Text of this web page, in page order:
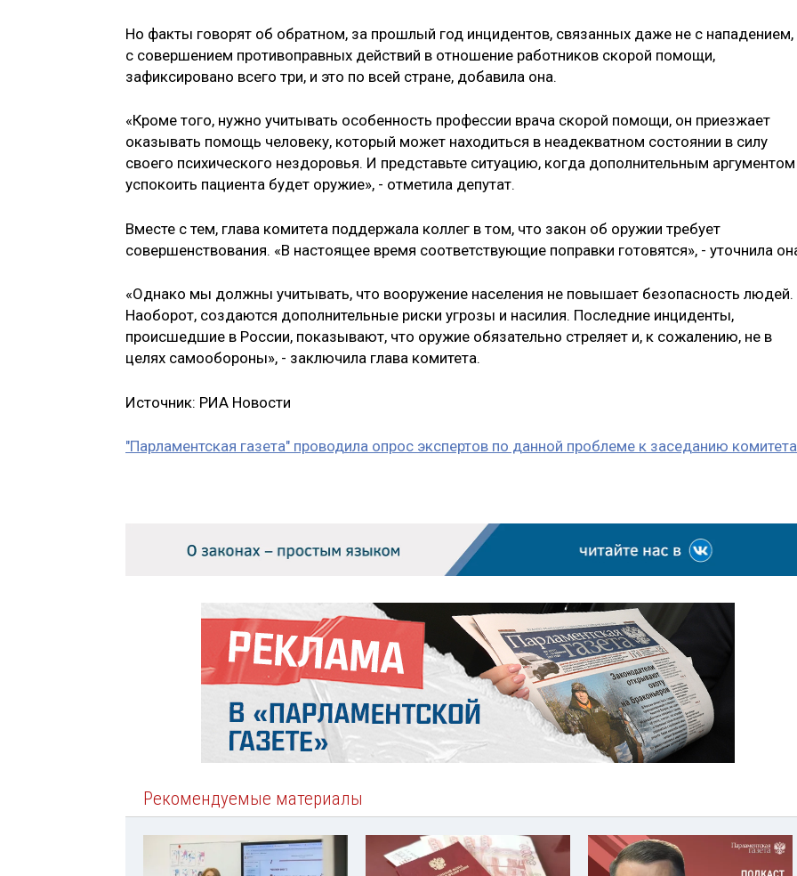
Но факты говорят об обратном, за прошлый год инцидентов, связанных даже не с нападением,
с совершением противоправных действий в отношение работников скорой помощи,
зафиксировано всего три, и это по всей стране, добавила она.
«Кроме того, нужно учитывать особенность профессии врача скорой помощи, он приезжает
оказывать помощь человеку, который может находиться в неадекватном состоянии в силу
своего психического нездоровья. И представьте ситуацию, когда дополнительным аргументом
успокоить пациента будет оружие», - отметила депутат.
Вместе с тем, глава комитета поддержала коллег в том, что закон об оружии требует
совершенствования. «В настоящее время соответствующие поправки готовятся», - уточнила
«Однако мы должны учитывать, что вооружение населения не повышает безопасность людей.
Наоборот, создаются дополнительные риски угрозы и насилия. Последние инциденты,
происшедшие в России, показывают, что оружие обязательно стреляет и, к сожалению, не в
целях самообороны», - заключила глава комитета.
Источник: РИА Новости
"Парламентская газета" проводила опрос экспертов по данной проблеме к заседанию
Рекомендуемые материалы